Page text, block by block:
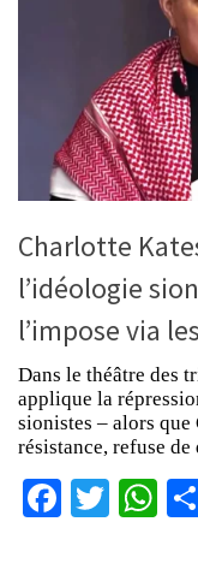
Charlotte
l’idéologie
l’impose via
Dans le théâtre des
applique la
sionistes – alors que
résistance, refuse